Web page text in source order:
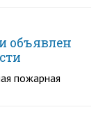
объявлен
пожарная